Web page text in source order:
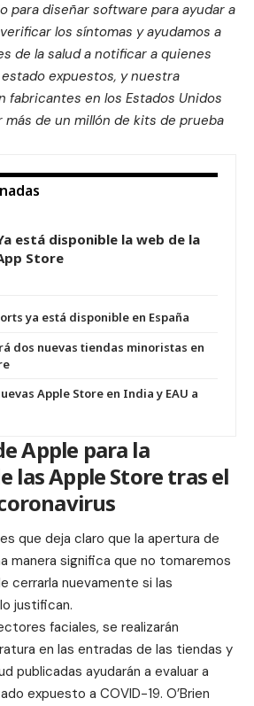
para diseñar software para ayudar a
los síntomas y ayudamos a
de la salud a notificar a quienes
expuestos, y nuestra
fabricantes en los Estados Unidos
más de un millón de kits de prueba
está disponible la web de la
Store
ya está disponible en España
dos nuevas tiendas minoristas en
Apple Store en India y EAU a
Apple para la
las Apple Store tras el
que deja claro que la apertura de
manera significa que no tomaremos
cerrarla nuevamente si las
justifican.
faciales, se realizarán
en las entradas de las tiendas y
publicadas ayudarán a evaluar a
expuesto a COVID-19. O’Brien